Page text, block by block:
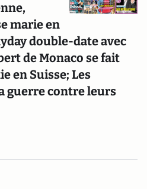
marie en
double-date avec
de Monaco se fait
en Suisse; Les
guerre contre leurs